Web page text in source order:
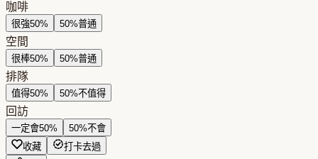
咖啡
很強50% 50%普通
空間
很棒50% 50%普通
排隊
值得50% 50%不值得
回訪
一定會50% 50%不會
收藏
打卡去過